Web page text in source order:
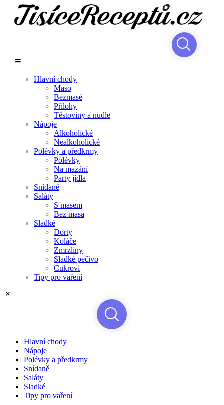
Hlavní chody
Maso
Bezmasé
Přílohy
Těstoviny a nudle
Nápoje
Alkoholické
Nealkoholické
Polévky a předkrmy
Polévky
Na mazání
Party jídla
Snídaně
Saláty
S masem
Bez masa
Sladké
Dorty
Koláče
Zmrzliny
Sladké pečivo
Cukroví
Tipy pro vaření
Hlavní chody
Nápoje
Polévky a předkrmy
Snídaně
Saláty
Sladké
Tipy pro vaření